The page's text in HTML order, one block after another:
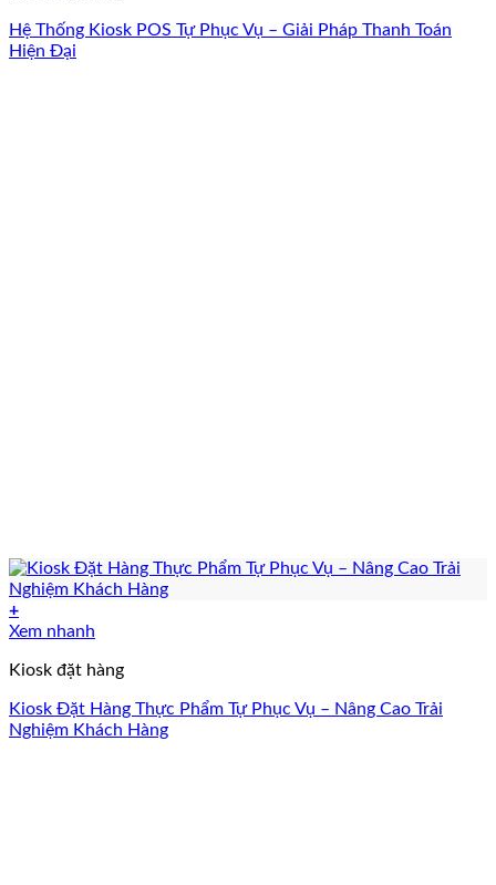
Hệ Thống Kiosk POS Tự Phục Vụ – Giải Pháp Thanh Toán
Hiện Đại
+
Xem nhanh
Kiosk đặt hàng
Kiosk Đặt Hàng Thực Phẩm Tự Phục Vụ – Nâng Cao Trải
Nghiệm Khách Hàng